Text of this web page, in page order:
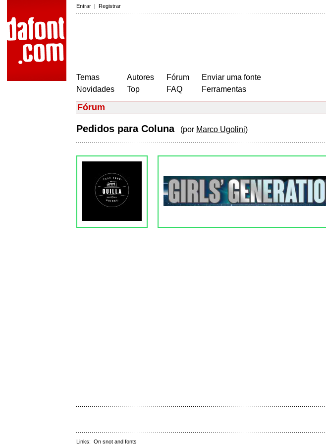
Entrar | Registrar
Temas
Novidades
Autores
Top
Fórum
FAQ
Enviar uma fonte
Ferramentas
Fórum
Pedidos para Coluna (por Marco Ugolini)
Links: On snot and fonts